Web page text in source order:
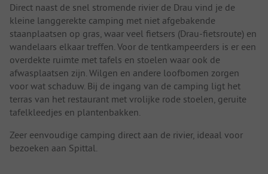
Direct naast de snel stromende rivier de Drau vind je de
kleine langgerekte camping met niet afgebakende
staanplaatsen op gras, waar veel fietsers (Drau-fietsroute) en
wandelaars elkaar treffen. Voor de tentkampeerders is er een
overdekte ruimte met tafels en stoelen waar ook de
afwasplaatsen zijn. Wilgen en andere loofbomen zorgen
voor wat schaduw. Bij de ingang van de camping ligt het
terras van het restaurant met vrolijke rode stoelen, geruite
tafelkleedjes en plantenbakken.
Zeer eenvoudige camping direct aan de rivier, ideaal voor
bezoeken aan Spittal.